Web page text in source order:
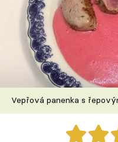
Články
TV Program
Škola vaření
Recepty z TV
Speciál: Cuketa
Vepřová panenka s